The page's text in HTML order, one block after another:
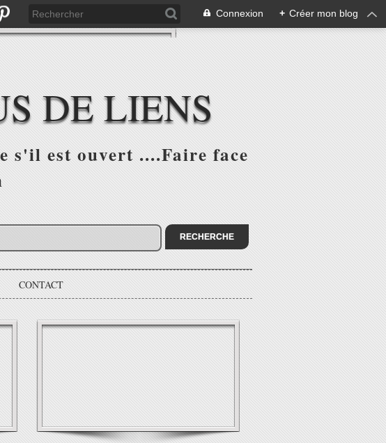
Connexion + Créer mon blog
DE LIENS
s'il est ouvert ....Faire face
CONTACT